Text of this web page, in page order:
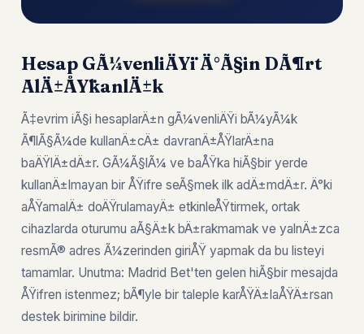
Hesap GÃ¼venliÄŸi Ä°Ã§in DÃ¶rt
AlÄ±ÅŸkanlÄ±k
Ã‡evrim iÃ§i hesaplarÄ±n gÃ¼venliÄŸi bÃ¼yÃ¼k
Ã¶lÃ§Ã¼de kullanÄ±cÄ± davranÄ±ÅŸlarÄ±na
baÄŸlÄ±dÄ±r. GÃ¼Ã§lÃ¼ ve baÅŸka hiÃ§bir yerde
kullanÄ±lmayan bir ÅŸifre seÃ§mek ilk adÄ±mdÄ±r. Ä°ki
aÅŸamalÄ± doÄŸrulamayÄ± etkinleÅŸtirmek, ortak
cihazlarda oturumu aÃ§Ä±k bÄ±rakmamak ve yalnÄ±zca
resmÃ® adres Ã¼zerinden giriÅŸ yapmak da bu listeyi
tamamlar. Unutma: Madrid Bet'ten gelen hiÃ§bir mesajda
ÅŸifren istenmez; bÃ¶yle bir taleple karÅŸÄ±laÅŸÄ±rsan
destek birimine bildir.